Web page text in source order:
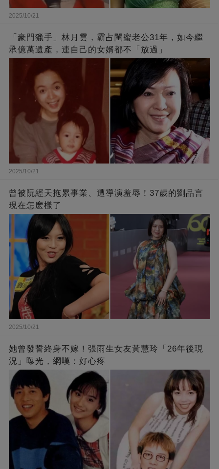
2025/10/21
「豪門獵手」林月雲，霸占閨蜜老公31年，如今繼
承億萬遺產，連自己的女婿都不「放過」
2025/10/21
曾被阮經天拖累事業、遭導演羞辱！37歲的劉品言
現在怎麽樣了
2025/10/21
她曾發誓終身不嫁！張雨生女友黃慧玲「26年後現
況」曝光，網嘆：好心疼